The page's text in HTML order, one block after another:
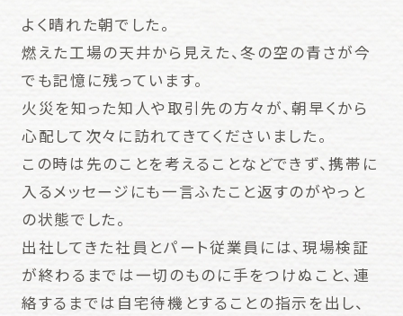
よく晴れた朝でした。
燃えた工場の天井から見えた、冬の空の青さが今
でも記憶に残っています。
火災を知った知人や取引先の方々が、朝早くから
心配して次々に訪れてきてくださいました。
この時は先のことを考えることなどできず、携帯に
入るメッセージにも一言ふたこと返すのがやっと
の状態でした。
出社してきた社員とパート従業員には、現場検証
が終わるまでは一切のものに手をつけぬこと、連
絡するまでは自宅待機とすることの指示を出し、